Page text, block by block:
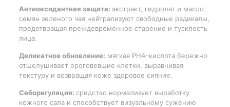
Антиоксидантная защита: экстракт, гидролат и масло
семян зеленого чая нейтрализуют свободные радикалы,
предотвращая преждевременное старение и тусклость
лица.
Деликатное обновление: мягкая PHA-кислота бережно
отшелушивает ороговевшие клетки, выравнивая
текстуру и возвращая коже здоровое сияние.
Себорегуляция: средство нормализует выработку
кожного сала и способствует визуальному сужению